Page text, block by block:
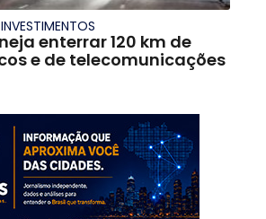
enterrar 120 km de
e de telecomunicações